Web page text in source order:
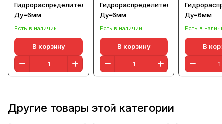
Гидрораспределитель,
Ду=6мм
Есть в наличии
В корзину
Гидрораспределитель,
Ду=6мм
Есть в наличии
В корзину
Ду=6мм
Есть в
В
Другие товары этой категории